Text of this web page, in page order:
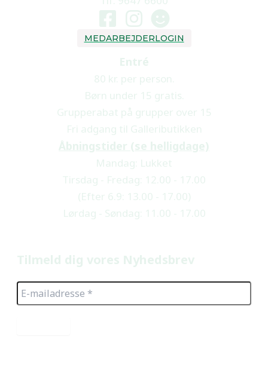
MEDARBEJDERLOGIN
Entré
80 kr. per person.
Børn under 15 gratis.
Grupperabat på grupper over 15
Fri adgang til Galleributikken
Åbningstider (se helligdage)
Mandag: Lukket
Tirsdag - Fredag: 12.00 - 17.00
(Efter 6.9: 13.00 - 17.00)
Lørdag - Søndag: 11.00 - 17.00
Tilmeld dig vores Nyhedsbrev